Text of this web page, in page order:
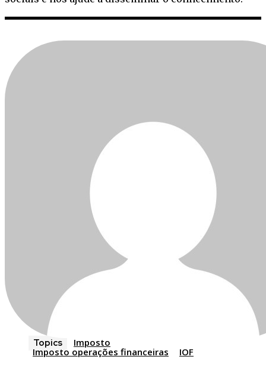
Topics
Imposto
Imposto operações financeiras
IOF